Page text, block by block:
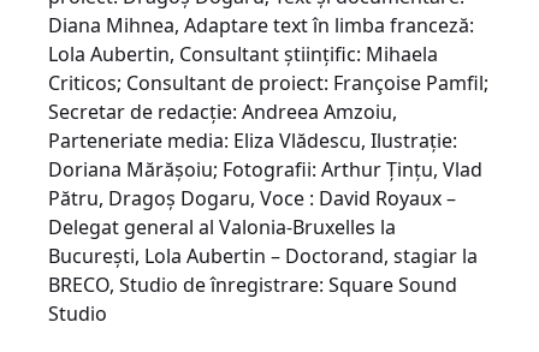
Diana Mihnea, Adaptare text în limba franceză:
Lola Aubertin, Consultant științific: Mihaela
Criticos; Consultant de proiect: Françoise Pamfil;
Secretar de redacţie: Andreea Amzoiu,
Parteneriate media: Eliza Vlădescu, Ilustraţie:
Doriana Mărăşoiu; Fotografii: Arthur Țințu, Vlad
Pătru, Dragoş Dogaru, Voce : David Royaux –
Delegat general al Valonia-Bruxelles la
Bucureşti, Lola Aubertin – Doctorand, stagiar la
BRECO, Studio de înregistrare: Square Sound
Studio